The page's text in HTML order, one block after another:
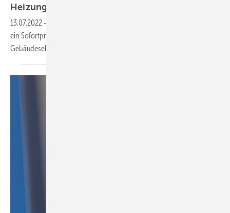
Heizungsoptimierung…
13.07.2022 -
ein Sofortprogramm mit Klimaschutzmaßnahmen für den
Gebäudesektor